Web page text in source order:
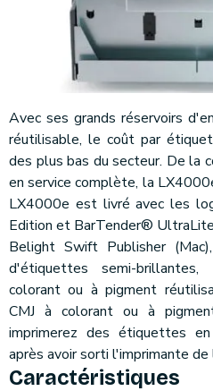
Avec ses grands réservoirs
réutilisable, le coût par
des plus bas du secteur. De la
en service complète, la
LX4000e est livré avec les
Edition et BarTender®
Belight Swift Publisher
d'étiquettes semi-
colorant ou à pigment
CMJ à colorant ou à
imprimerez des étiquettes
après avoir sorti l'imprimante de
Caractéristiques